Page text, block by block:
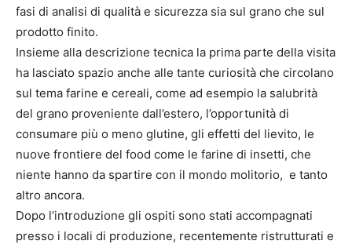
fasi di analisi di qualità e sicurezza sia sul grano che sul
prodotto finito.
Insieme alla descrizione tecnica la prima parte della visita
ha lasciato spazio anche alle tante curiosità che circolano
sul tema farine e cereali, come ad esempio la salubrità
del grano proveniente dall’estero, l’opportunità di
consumare più o meno glutine, gli effetti del lievito, le
nuove frontiere del food come le farine di insetti, che
niente hanno da spartire con il mondo molitorio, e tanto
altro ancora.
Dopo l’introduzione gli ospiti sono stati accompagnati
presso i locali di produzione, recentemente ristrutturati e